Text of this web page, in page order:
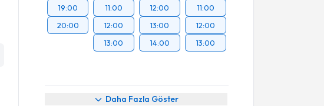
19:00
20:00
11:00
12:00
13:00
12:00
13:00
14:00
11:00
12:00
13:00
Daha Fazla Göster